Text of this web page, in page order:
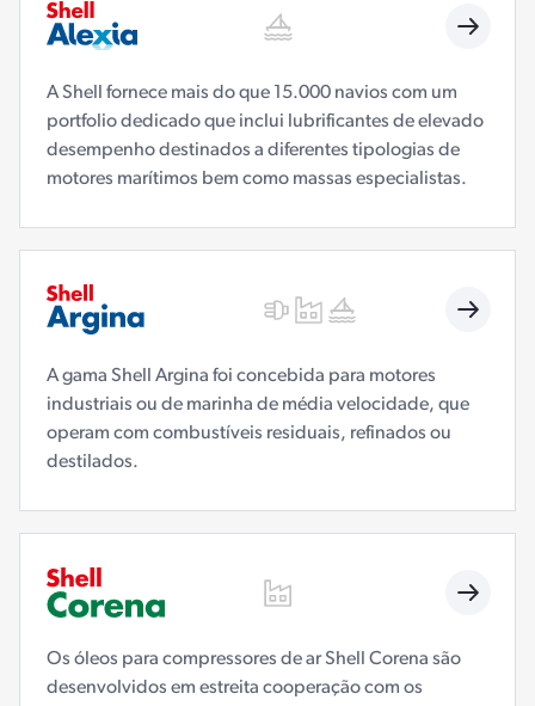
A Shell fornece mais do que 15.000 navios com um
portfolio dedicado que inclui lubrificantes de elevado
desempenho destinados a diferentes tipologias de
motores marítimos bem como massas especialistas.
A gama Shell Argina foi concebida para motores
industriais ou de marinha de média velocidade, que
operam com combustíveis residuais, refinados ou
destilados.
Os óleos para compressores de ar Shell Corena são
desenvolvidos em estreita cooperação com os